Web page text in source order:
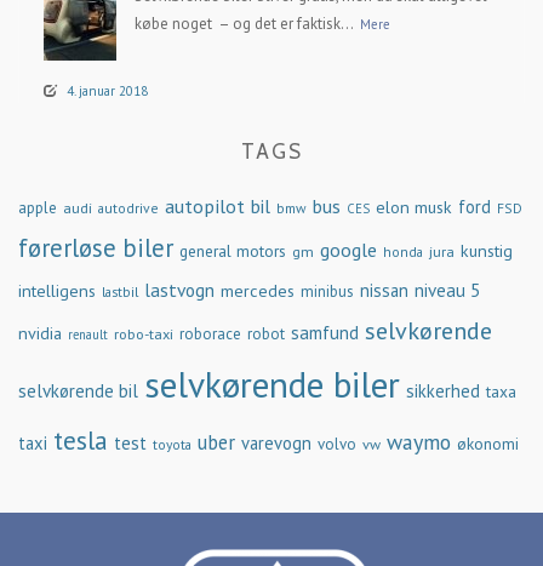
købe noget – og det er faktisk... Mere
4. januar 2018
TAGS
apple audi autodrive autopilot bil bmw bus CES elon musk ford FSD
førerløse biler general motors gm google honda jura kunstig
intelligens lastbil lastvogn mercedes minibus nissan niveau 5
nvidia renault robo-taxi roborace robot samfund selvkørende
selvkørende bil selvkørende biler sikkerhed taxa
taxi tesla test toyota uber varevogn volvo vw waymo økonomi